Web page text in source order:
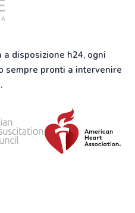
a disposizione h24, ogni
sempre pronti a intervenire